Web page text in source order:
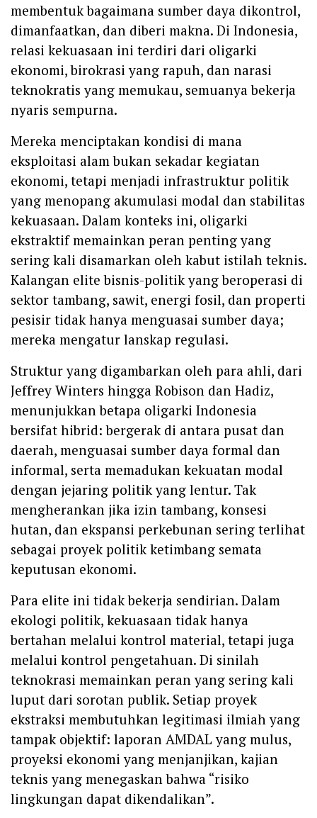
membentuk bagaimana sumber daya dikontrol,
dimanfaatkan, dan diberi makna. Di Indonesia,
relasi kekuasaan ini terdiri dari oligarki
ekonomi, birokrasi yang rapuh, dan narasi
teknokratis yang memukau, semuanya bekerja
nyaris sempurna.
Mereka menciptakan kondisi di mana
eksploitasi alam bukan sekadar kegiatan
ekonomi, tetapi menjadi infrastruktur politik
yang menopang akumulasi modal dan stabilitas
kekuasaan. Dalam konteks ini, oligarki
ekstraktif memainkan peran penting yang
sering kali disamarkan oleh kabut istilah teknis.
Kalangan elite bisnis-politik yang beroperasi di
sektor tambang, sawit, energi fosil, dan properti
pesisir tidak hanya menguasai sumber daya;
mereka mengatur lanskap regulasi.
Struktur yang digambarkan oleh para ahli, dari
Jeffrey Winters hingga Robison dan Hadiz,
menunjukkan betapa oligarki Indonesia
bersifat hibrid: bergerak di antara pusat dan
daerah, menguasai sumber daya formal dan
informal, serta memadukan kekuatan modal
dengan jejaring politik yang lentur. Tak
mengherankan jika izin tambang, konsesi
hutan, dan ekspansi perkebunan sering terlihat
sebagai proyek politik ketimbang semata
keputusan ekonomi.
Para elite ini tidak bekerja sendirian. Dalam
ekologi politik, kekuasaan tidak hanya
bertahan melalui kontrol material, tetapi juga
melalui kontrol pengetahuan. Di sinilah
teknokrasi memainkan peran yang sering kali
luput dari sorotan publik. Setiap proyek
ekstraksi membutuhkan legitimasi ilmiah yang
tampak objektif: laporan AMDAL yang mulus,
proyeksi ekonomi yang menjanjikan, kajian
teknis yang menegaskan bahwa “risiko
lingkungan dapat dikendalikan”.